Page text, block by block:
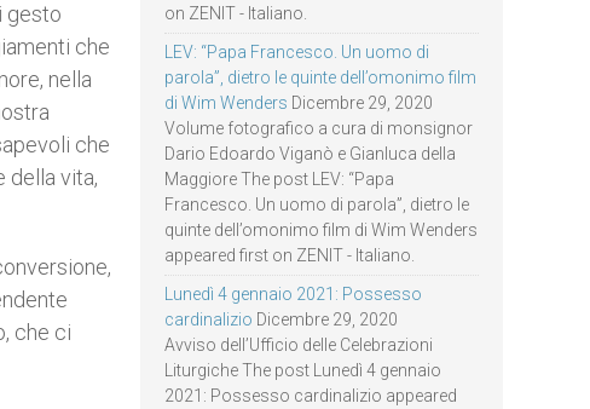
gesto
che
nella
che
della vita,
che ci
on ZENIT - Italiano.
LEV: “Papa Francesco. Un uomo di
parola”, dietro le quinte dell’omonimo film
di Wim Wenders Dicembre 29, 2020
Volume fotografico a cura di monsignor
Dario Edoardo Viganò e Gianluca della
Maggiore The post LEV: “Papa
Francesco. Un uomo di parola”, dietro le
quinte dell’omonimo film di Wim Wenders
appeared first on ZENIT - Italiano.
Lunedì 4 gennaio 2021: Possesso
cardinalizio Dicembre 29, 2020
Avviso dell’Ufficio delle Celebrazioni
Liturgiche The post Lunedì 4 gennaio
2021: Possesso cardinalizio appeared